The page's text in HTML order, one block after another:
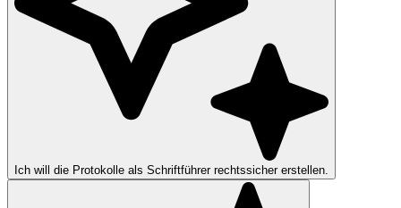
Ich will die Protokolle als Schriftführer rechtssicher erstellen.